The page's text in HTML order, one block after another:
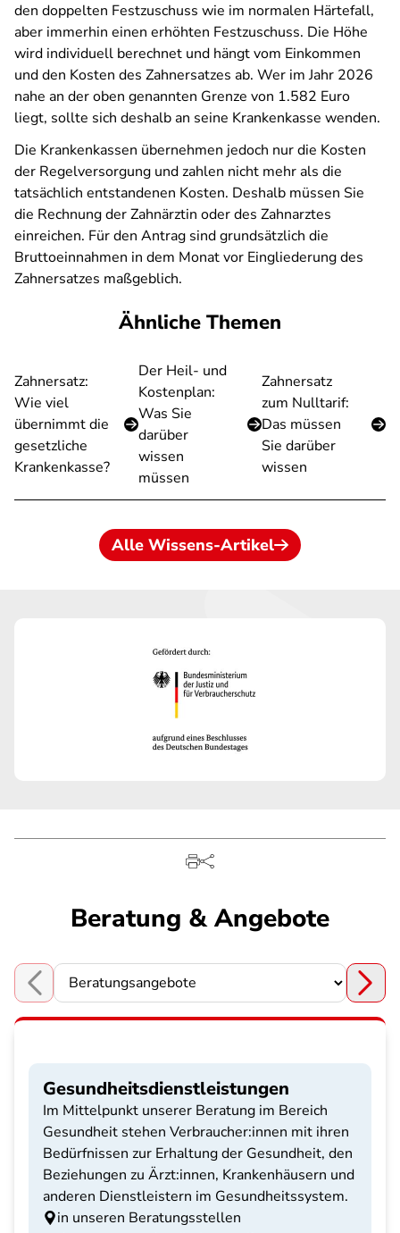
den doppelten Festzuschuss wie im normalen Härtefall,
aber immerhin einen erhöhten Festzuschuss. Die Höhe
wird individuell berechnet und hängt vom Einkommen
und den Kosten des Zahnersatzes ab. Wer im Jahr 2026
nahe an der oben genannten Grenze von 1.582 Euro
liegt, sollte sich deshalb an seine Krankenkasse wenden.
Die Krankenkassen übernehmen jedoch nur die Kosten
der Regelversorgung und zahlen nicht mehr als die
tatsächlich entstandenen Kosten. Deshalb müssen Sie
die Rechnung der Zahnärztin oder des Zahnarztes
einreichen. Für den Antrag sind grundsätzlich die
Bruttoeinnahmen in dem Monat vor Eingliederung des
Zahnersatzes maßgeblich.
Ähnliche Themen
Zahnersatz:
Wie viel
übernimmt die
gesetzliche
Krankenkasse?
Der Heil- und
Kostenplan:
Was Sie
darüber
wissen
müssen
Zahnersatz
zum Nulltarif:
Das müssen
Sie darüber
wissen
Alle Wissens-Artikel
Beratung & Angebote
Choose a section
Gesundheitsdienstleistungen
Im Mittelpunkt unserer Beratung im Bereich
Gesundheit stehen Verbraucher:innen mit ihren
Bedürfnissen zur Erhaltung der Gesundheit, den
Beziehungen zu Ärzt:innen, Krankenhäusern und
anderen Dienstleistern im Gesundheitssystem.
in unseren Beratungsstellen